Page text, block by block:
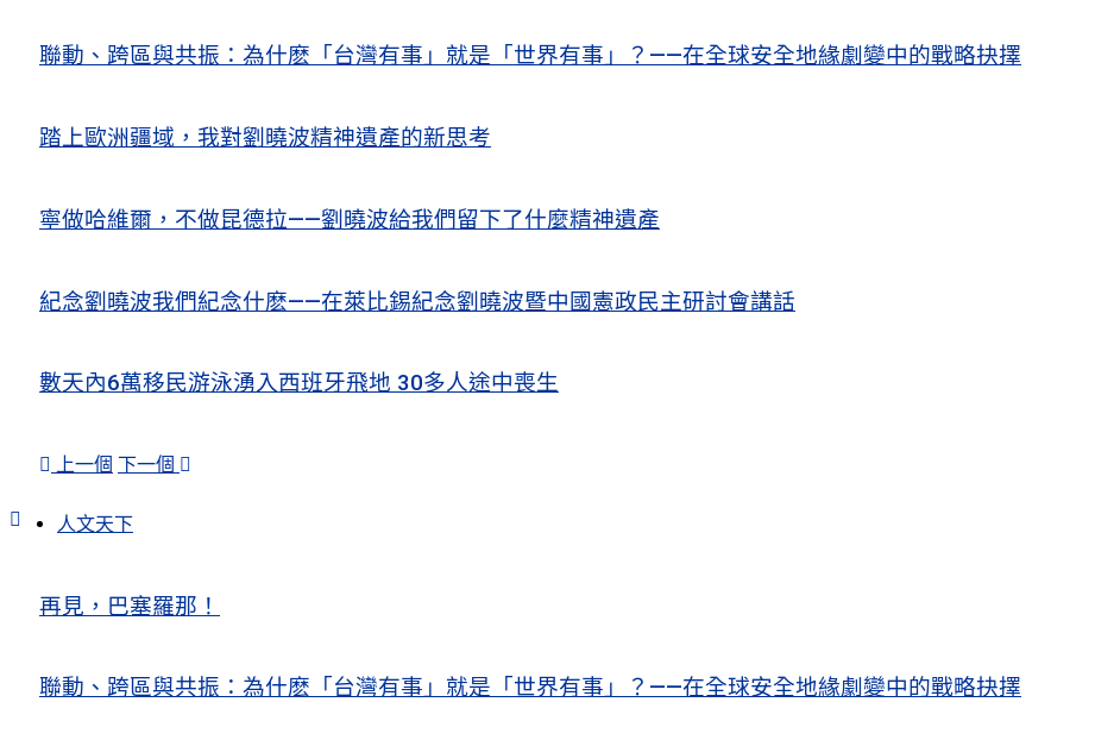
聯動、跨區與共振：為什麽「台灣有事」就是「世界有事」？——在全球安全地緣劇變中的戰略抉擇
踏上歐洲疆域，我對劉曉波精神遺產的新思考
寧做哈維爾，不做昆德拉——劉曉波給我們留下了什麼精神遺產
紀念劉曉波我們紀念什麽——在萊比錫紀念劉曉波暨中國憲政民主研討會講話
數天內6萬移民游泳湧入西班牙飛地 30多人途中喪生
上一個 下一個
人文天下
再見，巴塞羅那！
聯動、跨區與共振：為什麽「台灣有事」就是「世界有事」？——在全球安全地緣劇變中的戰略抉擇